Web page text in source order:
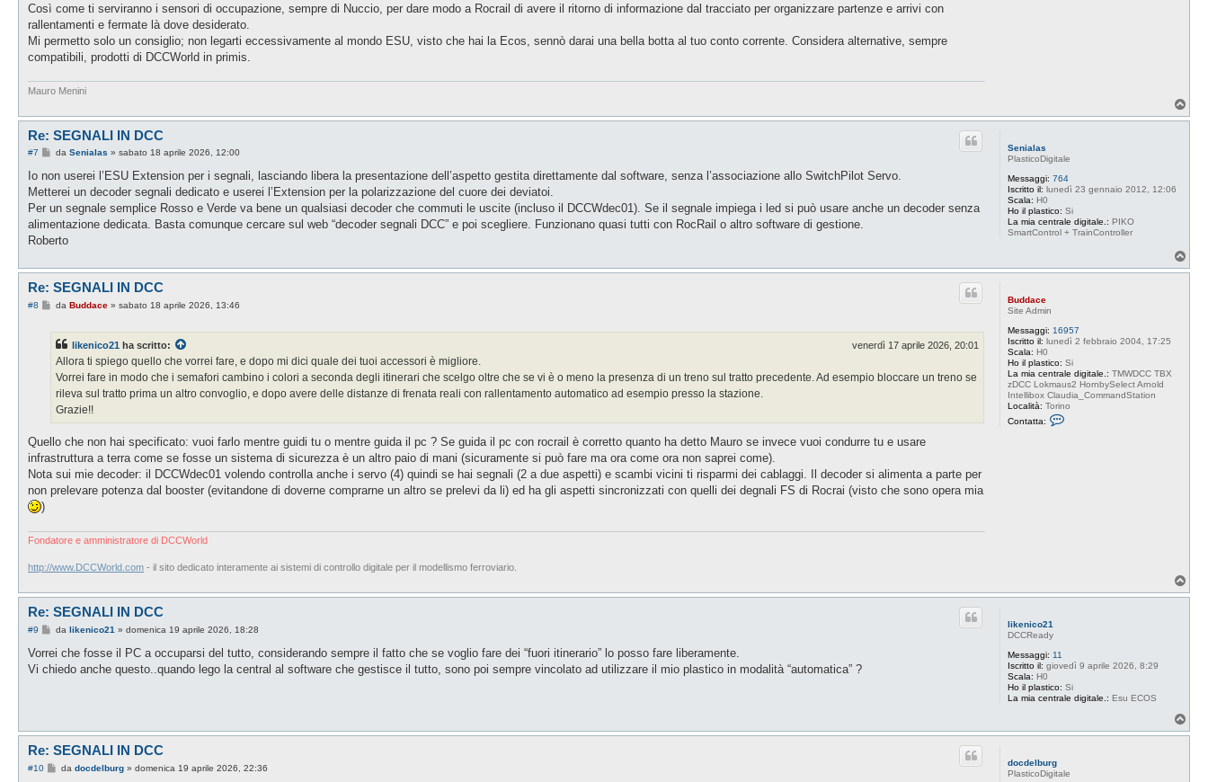
Così come ti serviranno i sensori di occupazione, sempre di Nuccio, per dare modo a Rocrail di avere il ritorno di informazione dal tracciato per organizzare partenze e arrivi con
rallentamenti e fermate là dove desiderato.
Mi permetto solo un consiglio; non legarti eccessivamente al mondo ESU, visto che hai la Ecos, sennò darai una bella botta al tuo conto corrente. Considera alternative, sempre
compatibili, prodotti di DCCWorld in primis.
Mauro Menini
o
Senialas
PlasticoDigitale
Messaggi: 764
Iscritto il: lunedì 23 gennaio 2012, 12:06
Scala: H0
Ho il plastico: Si
La mia centrale digitale.: PIKO
SmartControl + TrainController
Re: SEGNALI IN DCC
#7
M
s
a
g
i
o
da Senialas » sabato 18 aprile 2026, 12:00
Io non userei l’ESU Extension per i segnali, lasciando libera la presentazione dell’aspetto gestita direttamente dal software, senza l’associazione allo SwitchPilot Servo.
Metterei un decoder segnali dedicato e userei l’Extension per la polarizzazione del cuore dei deviatoi.
Per un segnale semplice Rosso e Verde va bene un qualsiasi decoder che commuti le uscite (incluso il DCCWdec01). Se il segnale impiega i led si può usare anche un decoder senza
alimentazione dedicata. Basta comunque cercare sul web “decoder segnali DCC” e poi scegliere. Funzionano quasi tutti con RocRail o altro software di gestione.
Roberto
o
Buddace
Site Admin
Messaggi: 16957
Iscritto il: lunedì 2 febbraio 2004, 17:25
Scala: H0
Ho il plastico: Si
La mia centrale digitale.: TMWDCC TBX
zDCC Lokmaus2 HornbySelect Arnold
Intellibox Claudia_CommandStation
Località: Torino
Contatta:
Re: SEGNALI IN DCC
#8
M
a
o
da Buddace» sabato 18 aprile 2026, 13:46
likenico21 ha scritto: venerdì 17 aprile 2026, 20:01
Allora ti spiego quello che vorrei fare, e dopo mi dici quale dei tuoi accessori è migliore.
Vorrei fare in modo che i semafori cambino i colori a seconda degli itinerari che scelgo oltre che se vi è o meno la presenza di un treno sul tratto precedente. Ad esempio bloccare un treno se
rileva sul tratto prima un altro convoglio, e dopo avere delle distanze di frenata reali con rallentamento automatico ad esempio presso la stazione.
Grazie!!
Quello che non hai specificato: vuoi farlo mentre guidi tu o mentre guida il pc ? Se guida il pc con rocrail è corretto quanto ha detto Mauro se invece vuoi condurre tu e usare
infrastruttura a terra come se fosse un sistema di sicurezza è un altro paio di mani (sicuramente si può fare ma ora come ora non saprei come).
Nota sui mie decoder: il DCCWdec01 volendo controlla anche i servo (4) quindi se hai segnali (2 a due aspetti) e scambi vicini ti risparmi dei cablaggi. Il decoder si alimenta a parte per
non prelevare potenza dal booster (evitandone di doverne comprarne un altro se prelevi da li) ed ha gli aspetti sincronizzati con quelli dei degnali FS di Rocrai (visto che sono opera mia
)
Fondatore e amministratore di DCCWorld
http://www.DCCWorld.com - il sito dedicato interamente ai sistemi di controllo digitale per il modellismo ferroviario.
o
likenico21
DCCReady
Messaggi: 11
Iscritto il: giovedì 9 aprile 2026, 8:29
Scala: H0
Ho il plastico: Si
La mia centrale digitale.: Esu ECOS
Re: SEGNALI IN DCC
#9
M
s
a
da likenico21 » domenica 19 aprile 2026, 18:28
Vorrei che fosse il PC a occuparsi del tutto, considerando sempre il fatto che se voglio fare dei “fuori itinerario” lo posso fare liberamente.
Vi chiedo anche questo..quando lego la central al software che gestisce il tutto, sono poi sempre vincolato ad utilizzare il mio plastico in modalità “automatica” ?
o
docdelburg
PlasticoDigitale
Re: SEGNALI IN DCC
#10
Mda docdelburg» domenica 19 aprile 2026, 22:36